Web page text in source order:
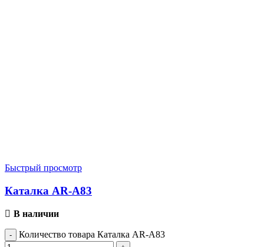
Быстрый просмотр
Каталка AR-A83
В наличии
Количество товара Каталка AR-A83